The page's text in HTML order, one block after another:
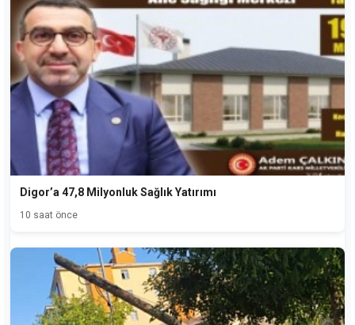
Digor’a 47,8 Milyonluk Sağlık Yatırımı
10 saat önce